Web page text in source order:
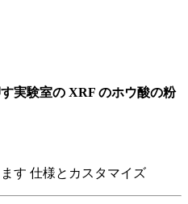
実験室の XRF のホウ酸の粉
す 仕様とカスタマイズ